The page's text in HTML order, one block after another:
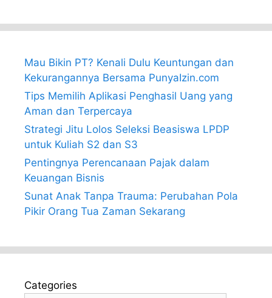
Mau Bikin PT? Kenali Dulu Keuntungan dan
Kekurangannya Bersama PunyaIzin.com
Tips Memilih Aplikasi Penghasil Uang yang
Aman dan Terpercaya
Strategi Jitu Lolos Seleksi Beasiswa LPDP
untuk Kuliah S2 dan S3
Pentingnya Perencanaan Pajak dalam
Keuangan Bisnis
Sunat Anak Tanpa Trauma: Perubahan Pola
Pikir Orang Tua Zaman Sekarang
Categories